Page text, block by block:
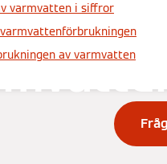
varmvatten i siffror
av varmvatten